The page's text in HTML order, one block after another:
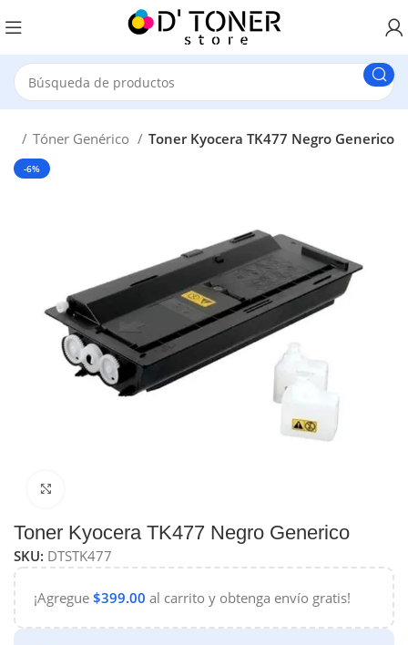
Tóner Genérico Toner Kyocera TK477 Negro Generico
-6%
Toner Kyocera TK477 Negro Generico
SKU: DTSTK477
¡Agregue$399.00 al carrito y obtenga envío gratis!